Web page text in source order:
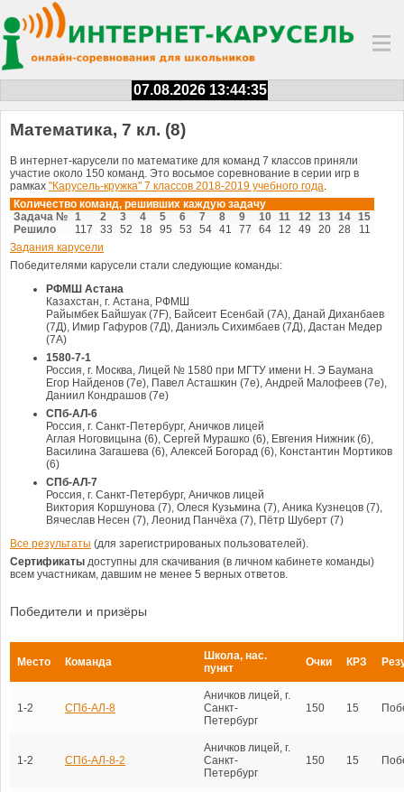
07.08.2026 13:44:35
Математика, 7 кл. (8)
В интернет-карусели по математике для команд 7 классов приняли
участие около 150 команд. Это восьмое соревнование в серии игр в
рамках "Карусель-кружка" 7 классов 2018-2019 учебного года
Количество команд, решивших каждую задачу
Задача №
1 2 3 4 5 6 7 8 9 10 11 12 13 14
15
Решило
117 33 52 18 95 53 54 41 77 64 12 49 20 28
11
Задания карусели
Победителями карусели стали следующие команды:
РФМШ Астана
Казахстан, г. Астана, РФМШ
Райымбек Байшуак (7F), Байсеит Есенбай (7А), Данай Диханбаев
(7Д), Имир Гафуров (7Д), Даниэль Сихимбаев (7Д), Дастан Медер
(7А)
1580-7-1
Россия, г. Москва, Лицей № 1580 при МГТУ имени Н. Э Баумана
Егор Найденов (7е), Павел Асташкин (7е), Андрей Малофеев (7е),
Даниил Кондрашов (7е)
СПб-АЛ-6
Россия, г. Санкт-Петербург, Аничков лицей
Аглая Ноговицына (6), Сергей Мурашко (6), Евгения Нижник (6),
Василина Загашева (6), Алексей Богорад (6), Константин Мортиков
(6)
СПб-АЛ-7
Россия, г. Санкт-Петербург, Аничков лицей
Виктория Коршунова (7), Олеся Кузьмина (7), Аника Кузнецов (7),
Вячеслав Несен (7), Леонид Панчёха (7), Пётр Шуберт (7)
Все результаты (для зарегистрированых пользователей).
Сертификаты доступны для скачивания (в личном кабинете команды)
всем участникам, давшим не менее 5 верных ответов.
Победители и призёры
Место Команда
Школа, нас.
пункт
Очки КРЗ
1-2 СПб-АЛ-8
Аничков лицей, г.
Санкт-
Петербург
150 15
1-2 СПб-АЛ-8-2
Аничков лицей, г.
Санкт-
Петербург
150 15